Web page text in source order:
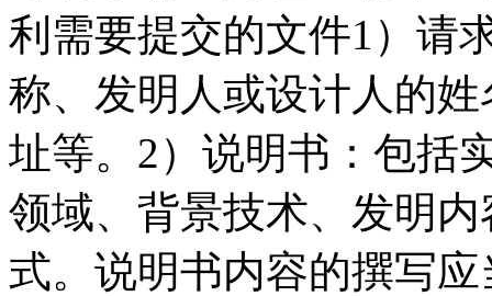
利需要提交的文件1）请
称、发明人或设计人的
址等。2）说明书：包括
领域、背景技术、发明
式。说明书内容的撰写